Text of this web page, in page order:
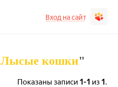
Вход на сайт
Лысые кошки"
Показаны записи 1-1 из 1.